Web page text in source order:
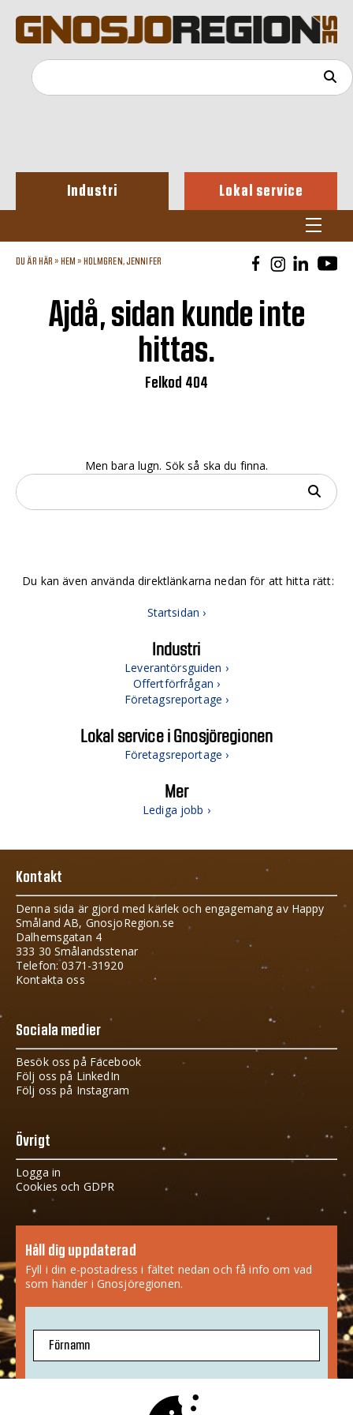
Industri Lokal service
DU ÄR HÄR » HEM » HOLMGREN, JENNIFER
Ajdå, sidan kunde inte
hittas.
Felkod 404
Men bara lugn. Sök så ska du finna.
Du kan även använda direktlänkarna nedan för att hitta rätt:
Startsidan ›
Industri
Leverantörsguiden ›
Offertförfrågan ›
Företagsreportage ›
Lokal service i Gnosjöregionen
Företagsreportage ›
Mer
Lediga jobb ›
Kontakt
Denna sida är gjord med kärlek och engagemang av Happy
Småland AB, GnosjoRegion.se
Dalhemsgatan 4
333 30 Smålandsstenar
Telefon: 0371-31920
Kontakta oss
Sociala medier
Besök oss på Facebook
Följ oss på LinkedIn
Följ oss på Instagram
Övrigt
Logga in
Cookies och GDPR
Håll dig uppdaterad
Fyll i din e-postadress i fältet nedan och få info om vad
som händer i Gnosjöregionen.
Förnamn